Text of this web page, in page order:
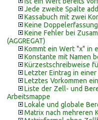
Jede zweite Spalte
Kassabuch mit zwei
Keine
Keine Fehler bei
(AGGREGAT)
Kommt ein Wert "x" in
Konstante mit Namen
Kürzestschreibweise
Letzter Eintrag in einer
Letztes Vorkommen
Liste der Zell- und
Arbeitsmappe
Lokale und globale
Matrix nach mehreren